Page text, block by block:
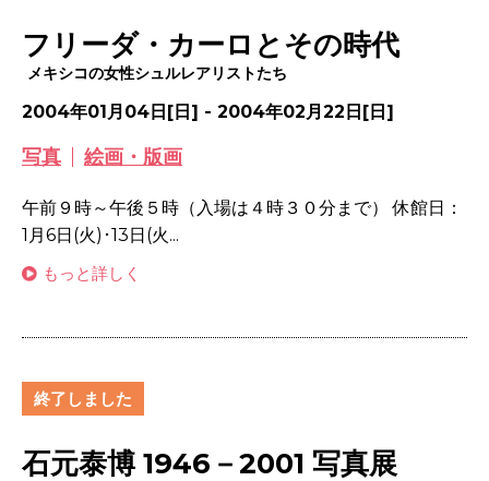
フリーダ・カーロとその時代
メキシコの女性シュルレアリストたち
2004年01月04日[日] - 2004年02月22日[日]
写真 絵画・版画
午前９時～午後５時（入場は４時３０分まで） 休館日：
1月6日(火)･13日(火...
もっと詳しく
終了しました
石元泰博 1946－2001 写真展